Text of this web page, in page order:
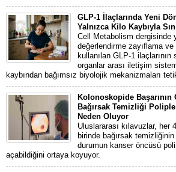
GLP-1 İlaçlarında Yeni
Yalnızca Kilo Kaybıyla
Cell Metabolism dergisinde
değerlendirme zayıflama
kullanılan GLP-1 ilaçlarının
organlar arası iletişim
kaybından bağımsız biyolojik mekanizmaları
Kolonoskopide Başarının
Bağırsak Temizliği
Neden Oluyor
Uluslararası kılavuzlar, her
birinde bağırsak
durumun kanser öncüsü
açabildiğini ortaya koyuyor.